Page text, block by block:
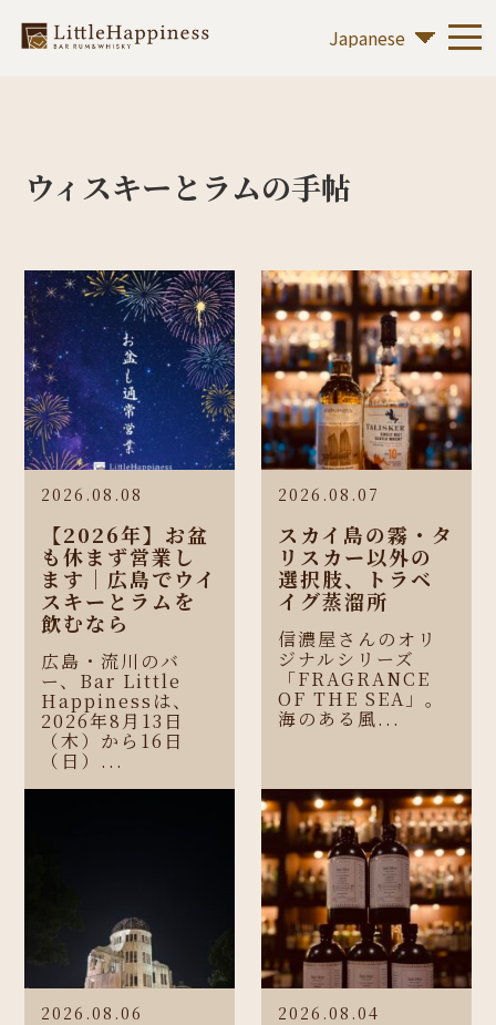
ウィスキーとラムの手帖
2026.08.08
【2026年】お盆
も休まず営業し
ます｜広島でウイ
スキーとラムを
飲むなら
広島・流川のバ
ー、Bar Little
Happinessは、
2026年8月13日
（木）から16日
（日）...
2026.08.07
スカイ島の霧・タ
リスカー以外の
選択肢、トラベ
イグ蒸溜所
信濃屋さんのオリ
ジナルシリーズ
「FRAGRANCE
OF THE SEA」。
海のある風...
2026.08.06 2026.08.04